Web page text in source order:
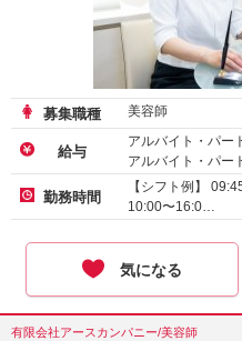
募集職種 美容師
給与
アルバイト・パー
アルバイト・パー
アルバイト・パー
勤務時間
【シフト例】
10:00〜16:0…
気になる
有限会社アースカンパニー/美容師